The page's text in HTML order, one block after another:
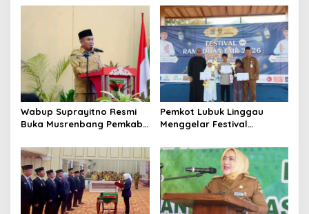
Pembangunan Yonif
ASN Purna Tugas Pemkab
Musi Rawas
Wabup Suprayitno Resmi
Buka Musrenbang Pemkab
Pembangunan Daerah
Terencana
Pemkot Lubuk Linggau
Menggelar Festival
Hadirkan Event Bernuansa
Religius